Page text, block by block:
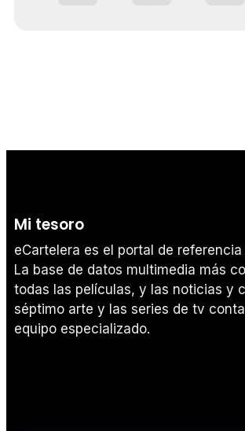
Mi tesoro
eCartelera es el portal de referencia
La base de datos multimedia más
todas las películas, y las noticias y
séptimo arte y las series de tv
equipo especializado.